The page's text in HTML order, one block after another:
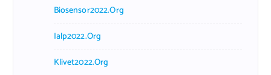
Biosensor2022.org
Ialp2022.org
Klivet2022.org